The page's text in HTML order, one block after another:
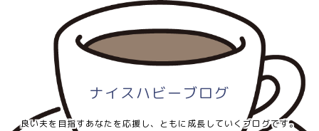
ナイスハビーブログ
良い夫を目指すあなたを応援し、ともに成長していくブログです。